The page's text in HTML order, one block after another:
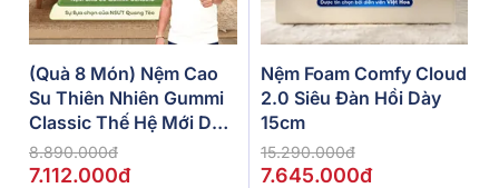
(Quà 8 Món) Nệm Cao
Su Thiên Nhiên Gummi
Classic Thế Hệ Mới Dày
5/10/15cm
8.890.000đ
7.112.000đ
Nệm Foam Comfy Cloud
2.0 Siêu Đàn Hồi Dày
15cm
15.290.000đ
7.645.000đ